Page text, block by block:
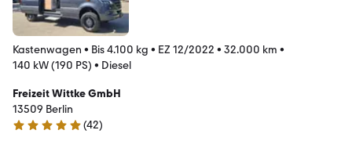
Kastenwagen • Bis 4.100 kg • EZ 12/2022 • 32.000 km •
140 kW (190 PS) • Diesel
Freizeit Wittke GmbH
13509 Berlin
5 Sterne
(42)